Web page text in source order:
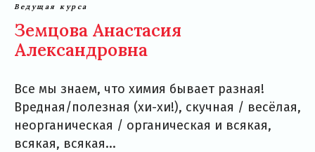
Ведущая курса
Земцова Анастасия
Александровна
Все мы знаем, что химия бывает разная!
Вредная/полезная (хи-хи!), скучная / весёлая,
неорганическая / органическая и всякая,
всякая, всякая...